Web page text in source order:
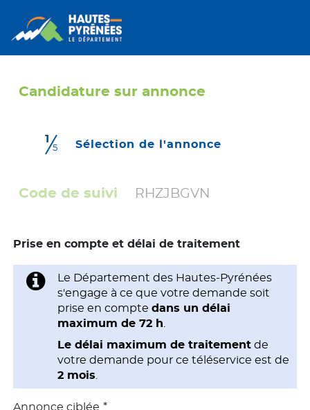
Candidature sur annonce
Code de suivi RHZJBGVN
1
5 Sélection de l'annonce(étape
Prise en compte et délai de traitement
Le Département des Hautes-Pyrénées
s'engage à ce que votre demande soit
prise en comptedans un délai
maximum de 72 h
Le délai maximum de traitement de
votre demande pour ce téléservice est de
2 mois.
Annonce ciblée *